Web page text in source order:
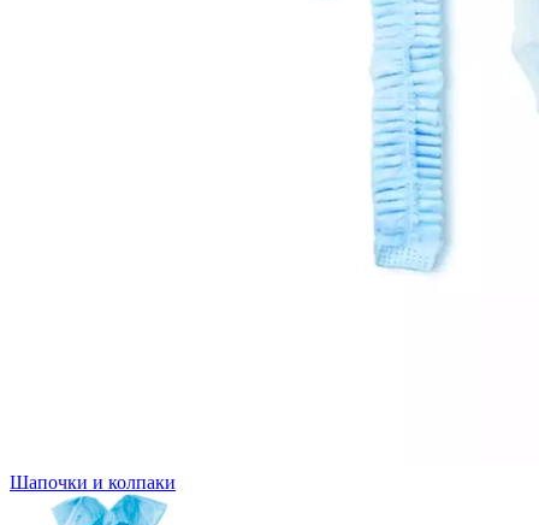
Шапочки и колпаки